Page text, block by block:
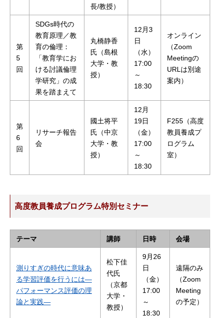
長/教授）
第
5
回
SDGs時代の
教育原理／教
育の倫理：
「教育学にお
ける討議倫理
学研究」の成
果を踏まえて
丸橋静香
氏（島根
大学・教
授）
12月3
日
（水）
17:00
～
18:30
オンライン
（Zoom
Meetingの
URLは別途
案内）
第
6
回
リサーチ報告
会
國土将平
氏（中京
大学・教
授）
12月
19日
（金）
17:00
～
18:30
F255（高度
教員養成プ
ログラム
室）
高度教員養成プログラム特別セミナー
テーマ 講師 日時 会場
測りすぎの時代に意味あ
る学習評価を行うには―
パフォーマンス評価の理
論と実践―
松下佳
代氏
（京都
大学・
教授）
9月26
日
（金）
17:00
～
18:30
遠隔のみ
（Zoom
Meeting
の予定）